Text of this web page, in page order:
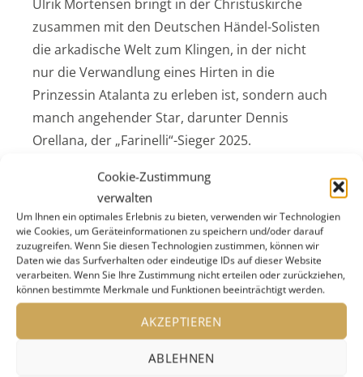
Cookie-Zustimmung
verwalten
Um Ihnen ein optimales Erlebnis zu bieten, verwenden wir Technologien
wie Cookies, um Geräteinformationen zu speichern und/oder darauf
zuzugreifen. Wenn Sie diesen Technologien zustimmen, können wir
Daten wie das Surfverhalten oder eindeutige IDs auf dieser Website
verarbeiten. Wenn Sie Ihre Zustimmung nicht erteilen oder zurückziehen,
können bestimmte Merkmale und Funktionen beeinträchtigt werden.
AKZEPTIEREN
ABLEHNEN
Ulrik Mortensen bringt in der Christuskirche
zusammen mit den Deutschen Händel-Solisten
die arkadische Welt zum Klingen, in der nicht
nur die Verwandlung eines Hirten in die
Prinzessin Atalanta zu erleben ist, sondern auch
manch angehender Star, darunter Dennis
Orellana, der „Farinelli“-Sieger 2025.
Konzerte & Rahmenprogramm
Das vielfältige Konzertprogramm wird von den
Deutschen Händel-Solisten maßgeblich
mitgestaltet, so im glanzvollen Festkonzert mit
Andrea Marcon, auf dessen Programm
„Concerti, Arien, Duette zwischen Tyrannei und
Versöhnung“ stehen.
Zur Feier des 341. Geburtstag von Georg
Friedrich Händel laden die Festspiele zu einem